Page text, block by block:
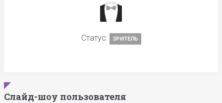
Статус: ЗРИТЕЛЬ
Слайд-шоу пользователя